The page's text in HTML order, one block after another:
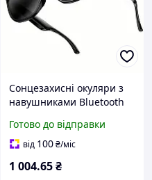
Сонцезахисні окуляри з
навушниками Bluetooth
BT audio sunglasses DI87
Max BT5.2, 8h
Готово до відправки
від 100₴/міс
1 004.65₴